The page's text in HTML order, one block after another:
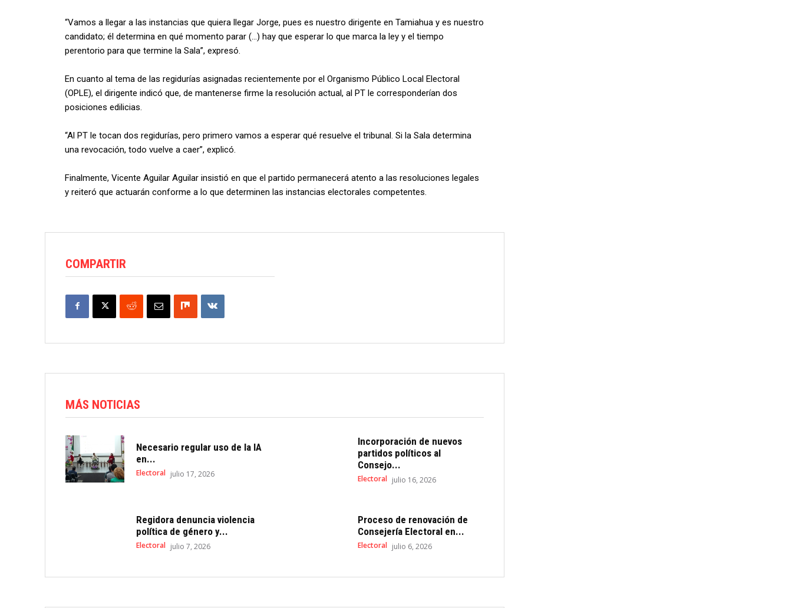
“Vamos a llegar a las instancias que quiera llegar Jorge, pues es nuestro dirigente en Tamiahua y es nuestro
candidato; él determina en qué momento parar (…) hay que esperar lo que marca la ley y el tiempo
perentorio para que termine la Sala”, expresó.
En cuanto al tema de las regidurías asignadas recientemente por el Organismo Público Local Electoral
(OPLE), el dirigente indicó que, de mantenerse firme la resolución actual, al PT le corresponderían dos
posiciones edilicias.
“Al PT le tocan dos regidurías, pero primero vamos a esperar qué resuelve el tribunal. Si la Sala determina
una revocación, todo vuelve a caer”, explicó.
Finalmente, Vicente Aguilar Aguilar insistió en que el partido permanecerá atento a las resoluciones legales
y reiteró que actuarán conforme a lo que determinen las instancias electorales competentes.
COMPARTIR
MÁS NOTICIAS
Necesario regular uso de la IA
en...
Electoral julio 17, 2026
Incorporación de nuevos
partidos políticos al
Consejo...
Electoral julio 16, 2026
Regidora denuncia violencia
política de género y...
Electoral julio 7, 2026
Proceso de renovación de
Consejería Electoral en...
Electoral julio 6, 2026